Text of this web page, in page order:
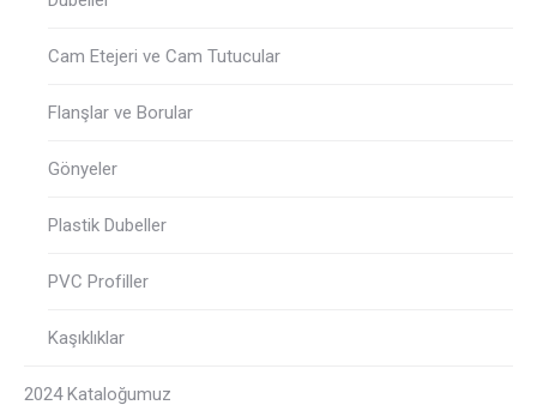
Cam Etejeri ve Cam Tutucular
Flanşlar ve Borular
Gönyeler
Plastik Dubeller
PVC Profiller
Kaşıklıklar
2024 Kataloğumuz